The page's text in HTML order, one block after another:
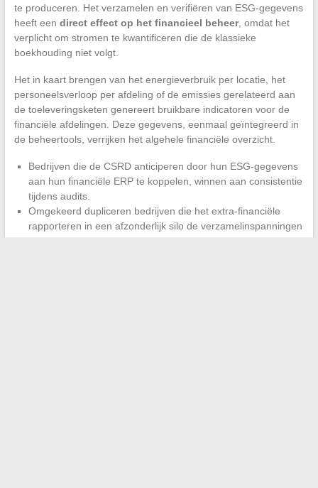
te produceren. Het verzamelen en verifiëren van ESG-gegevens
heeft een direct effect op het financieel beheer, omdat het
verplicht om stromen te kwantificeren die de klassieke
boekhouding niet volgt.
Het in kaart brengen van het energieverbruik per locatie, het
personeelsverloop per afdeling of de emissies gerelateerd aan
de toeleveringsketen genereert bruikbare indicatoren voor de
financiële afdelingen. Deze gegevens, eenmaal geïntegreerd in
de beheertools, verrijken het algehele financiële overzicht.
Bedrijven die de CSRD anticiperen door hun ESG-gegevens
aan hun financiële ERP te koppelen, winnen aan consistentie
tijdens audits.
Omgekeerd dupliceren bedrijven die het extra-financiële
rapporteren in een afzonderlijk silo de verzamelinspanningen